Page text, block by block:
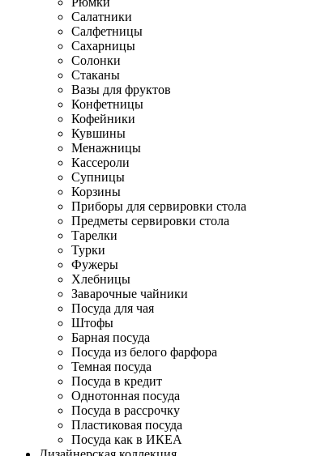
Салатники
Салфетницы
Сахарницы
Солонки
Стаканы
Вазы для фруктов
Конфетницы
Кофейники
Кувшины
Менажницы
Кассероли
Супницы
Корзины
Приборы для сервировки стола
Предметы сервировки стола
Тарелки
Турки
Фужеры
Хлебницы
Заварочные чайники
Посуда для чая
Штофы
Барная посуда
Посуда из белого фарфора
Темная посуда
Посуда в кредит
Однотонная посуда
Посуда в рассрочку
Пластиковая посуда
Посуда как в ИКЕА